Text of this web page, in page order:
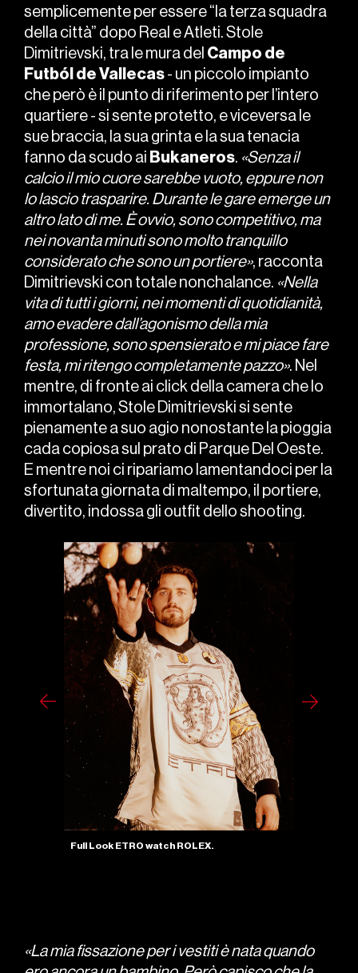
semplicemente per essere “la terza squadra
della città” dopo Real e Atleti. Stole
Dimitrievski, tra le mura del Campo de
Futból de Vallecas - un piccolo impianto
che però è il punto di riferimento per l’intero
quartiere - si sente protetto, e viceversa le
sue braccia, la sua grinta e la sua tenacia
fanno da scudo ai Bukaneros. «Senza il
calcio il mio cuore sarebbe vuoto, eppure non
lo lascio trasparire. Durante le gare emerge un
altro lato di me. È ovvio, sono competitivo, ma
nei novanta minuti sono molto tranquillo
considerato che sono un portiere», racconta
Dimitrievski con totale nonchalance. «Nella
vita di tutti i giorni, nei momenti di quotidianità,
amo evadere dall’agonismo della mia
professione, sono spensierato e mi piace fare
festa, mi ritengo completamente pazzo». Nel
mentre, di fronte ai click della camera che lo
immortalano, Stole Dimitrievski si sente
pienamente a suo agio nonostante la pioggia
cada copiosa sul prato di Parque Del Oeste.
E mentre noi ci ripariamo lamentandoci per la
sfortunata giornata di maltempo, il portiere,
divertito, indossa gli outfit dello shooting.
«La mia fissazione per i vestiti è nata quando